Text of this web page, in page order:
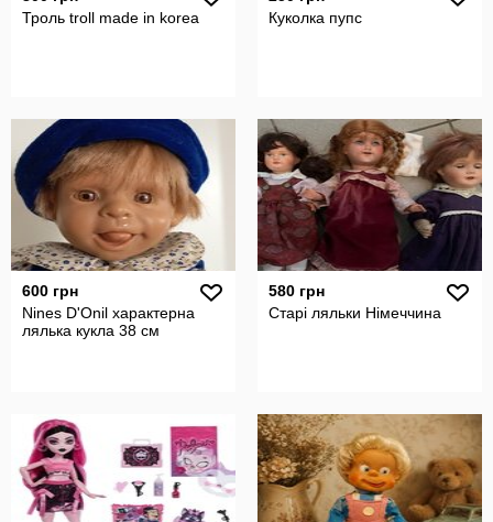
Троль troll made in korea
Куколка пупс
600 грн
Nines D'Onil характерна
лялька кукла 38 см
580 грн
Старі ляльки Німеччина